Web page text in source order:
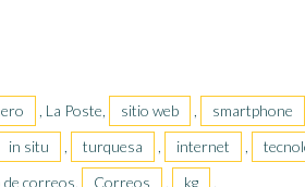
, La Poste, sitio web , smartphone
in situ , turquesa , internet ,
de correos, Correos , kg ,